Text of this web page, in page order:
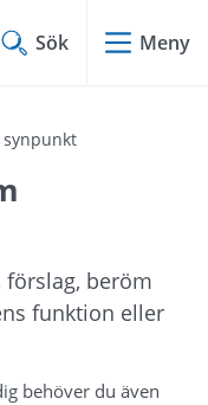
Sök Meny
synpunkt
förslag, beröm
funktion eller
behöver du även